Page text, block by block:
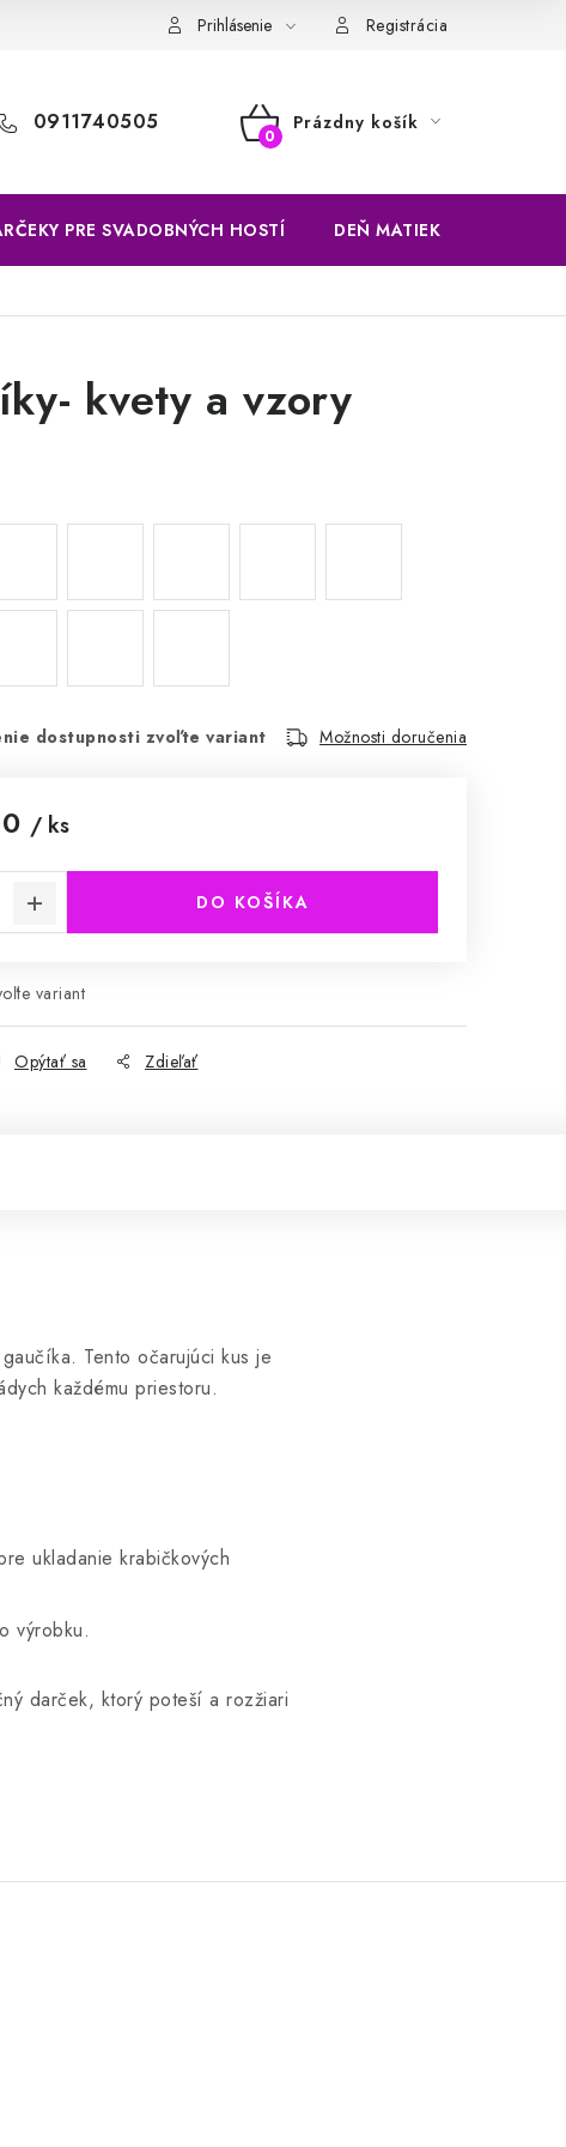
Prihlásenie Registrácia
0911740505
NÁKUPNÝ
Prázdny košík
PRE SVADOBNÝCH HOSTÍ DEŇ MATIEK
kvety a vzory
dostupnosti zvoľte variant Možnosti doručenia
/ ks
DO KOŠÍKA
variant
Opýtať sa Zdieľať
Tento očarujúci kus je
každému priestoru.
ukladanie krabičkových
výrobku.
darček, ktorý poteší a rozžiari